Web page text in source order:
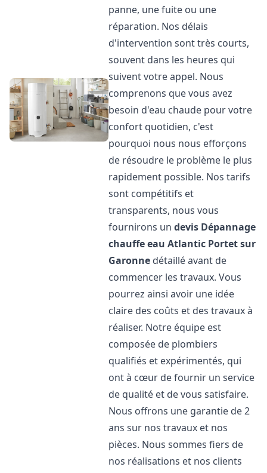
panne, une fuite ou une
réparation. Nos délais
d'intervention sont très courts,
souvent dans les heures qui
suivent votre appel. Nous
comprenons que vous avez
besoin d'eau chaude pour votre
confort quotidien, c'est
pourquoi nous nous efforçons
de résoudre le problème le plus
rapidement possible. Nos tarifs
sont compétitifs et
transparents, nous vous
fournirons undevis Dépannage
chauffe eau Atlantic Portet sur
Garonne détaillé avant de
commencer les travaux. Vous
pourrez ainsi avoir une idée
claire des coûts et des travaux à
réaliser. Notre équipe est
composée de plombiers
qualifiés et expérimentés, qui
ont à cœur de fournir un service
de qualité et de vous satisfaire.
Nous offrons une garantie de 2
ans sur nos travaux et nos
pièces. Nous sommes fiers de
nos réalisations et nos clients